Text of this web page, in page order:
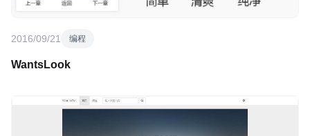
2016/09/21 编程
WantsLook